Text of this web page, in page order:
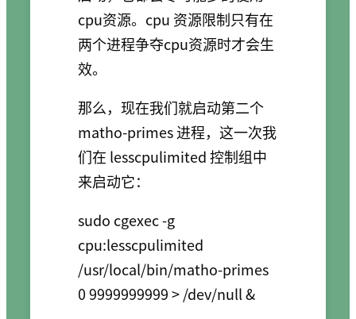
cpu资源。cpu 资源限制只有在
两个进程争夺cpu资源时才会生
效。
那么，现在我们就启动第二个
matho-primes 进程，这一次我
们在 lesscpulimited 控制组中
来启动它：
sudo cgexec -g
cpu:lesscpulimited
/usr/local/bin/matho-primes